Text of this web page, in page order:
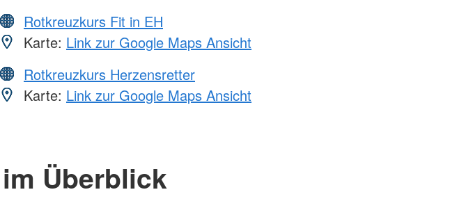
Rotkreuzkurs Fit in EH
Karte: Link zur Google Maps Ansicht
Rotkreuzkurs Herzensretter
Karte: Link zur Google Maps Ansicht
Überblick